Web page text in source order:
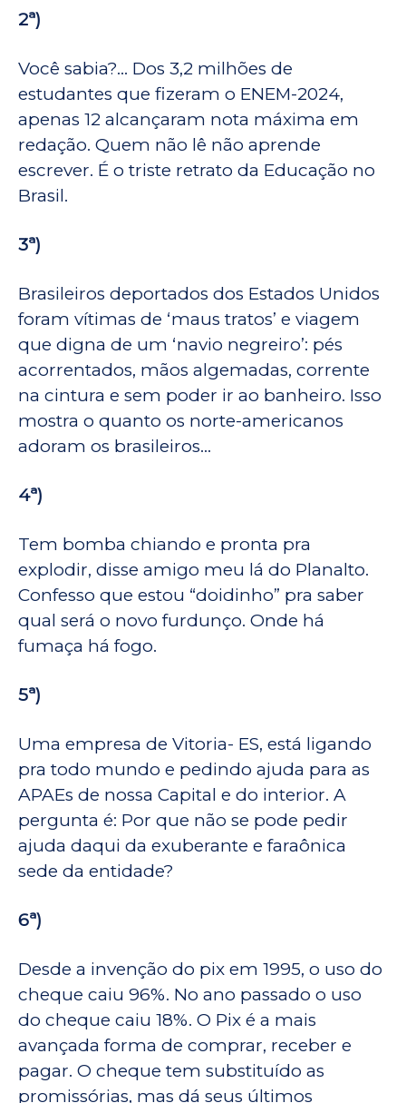
2ª)
Você sabia?… Dos 3,2 milhões de
estudantes que fizeram o ENEM-2024,
apenas 12 alcançaram nota máxima em
redação. Quem não lê não aprende
escrever. É o triste retrato da Educação no
Brasil.
3ª)
Brasileiros deportados dos Estados Unidos
foram vítimas de ‘maus tratos’ e viagem
que digna de um ‘navio negreiro’: pés
acorrentados, mãos algemadas, corrente
na cintura e sem poder ir ao banheiro. Isso
mostra o quanto os norte-americanos
adoram os brasileiros…
4ª)
Tem bomba chiando e pronta pra
explodir, disse amigo meu lá do Planalto.
Confesso que estou “doidinho” pra saber
qual será o novo furdunço. Onde há
fumaça há fogo.
5ª)
Uma empresa de Vitoria- ES, está ligando
pra todo mundo e pedindo ajuda para as
APAEs de nossa Capital e do interior. A
pergunta é: Por que não se pode pedir
ajuda daqui da exuberante e faraônica
sede da entidade?
6ª)
Desde a invenção do pix em 1995, o uso do
cheque caiu 96%. No ano passado o uso
do cheque caiu 18%. O Pix é a mais
avançada forma de comprar, receber e
pagar. O cheque tem substituído as
promissórias, mas dá seus últimos